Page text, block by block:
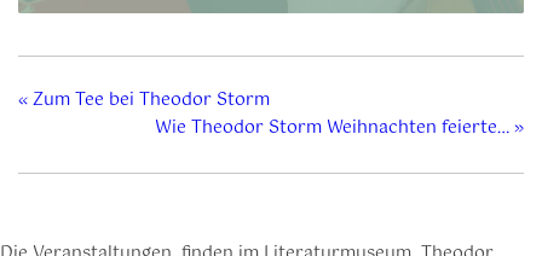
«Zum Tee bei Theodor Storm
Wie Theodor Storm Weihnachten feierte…»